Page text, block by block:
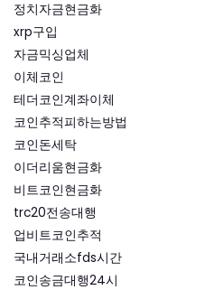
정치자금현금화
xrp구입
자금믹싱업체
이체코인
테더코인계좌이체
코인추적피하는방법
코인돈세탁
이더리움현금화
비트코인현금화
trc20전송대행
업비트코인추적
국내거래소fds시간
코인송금대행24시